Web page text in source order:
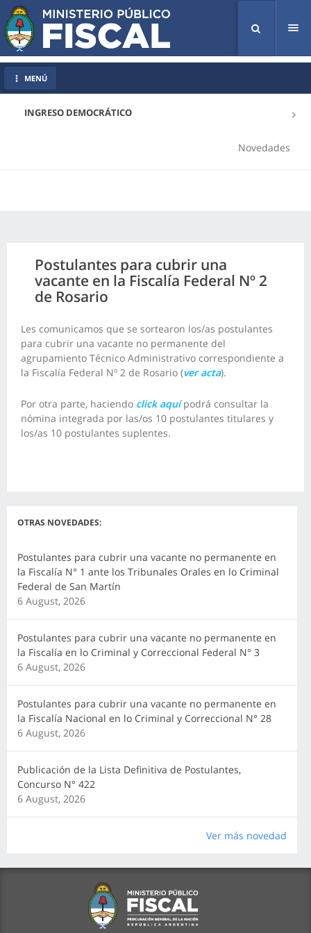
INGRESO DEMOCRÁTICO
Novedades
MENÚ
Postulantes para cubrir una
vacante en la Fiscalía Federal Nº 2
de Rosario
Les comunicamos que se sortearon los/as postulantes
para cubrir una vacante no permanente del
agrupamiento Técnico Administrativo correspondiente a
la Fiscalía Federal Nº 2 de Rosario (ver acta).
Por otra parte, haciendo click aquípodrá consultar la
nómina integrada por las/os 10 postulantes titulares y
los/as 10 postulantes suplentes.
OTRAS NOVEDADES:
Postulantes para cubrir una vacante no permanente en
la Fiscalía N° 1 ante los Tribunales Orales en lo Criminal
Federal de San Martín
6 August, 2026
Postulantes para cubrir una vacante no permanente en
la Fiscalía en lo Criminal y Correccional Federal N° 3
6 August, 2026
Postulantes para cubrir una vacante no permanente en
la Fiscalía Nacional en lo Criminal y Correccional N° 28
6 August, 2026
Publicación de la Lista Definitiva de Postulantes,
Concurso N° 422
6 August, 2026
Ver más novedad